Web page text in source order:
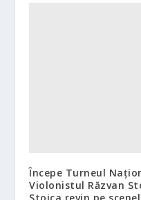
Începe Turneul
Violonistul Răzvan